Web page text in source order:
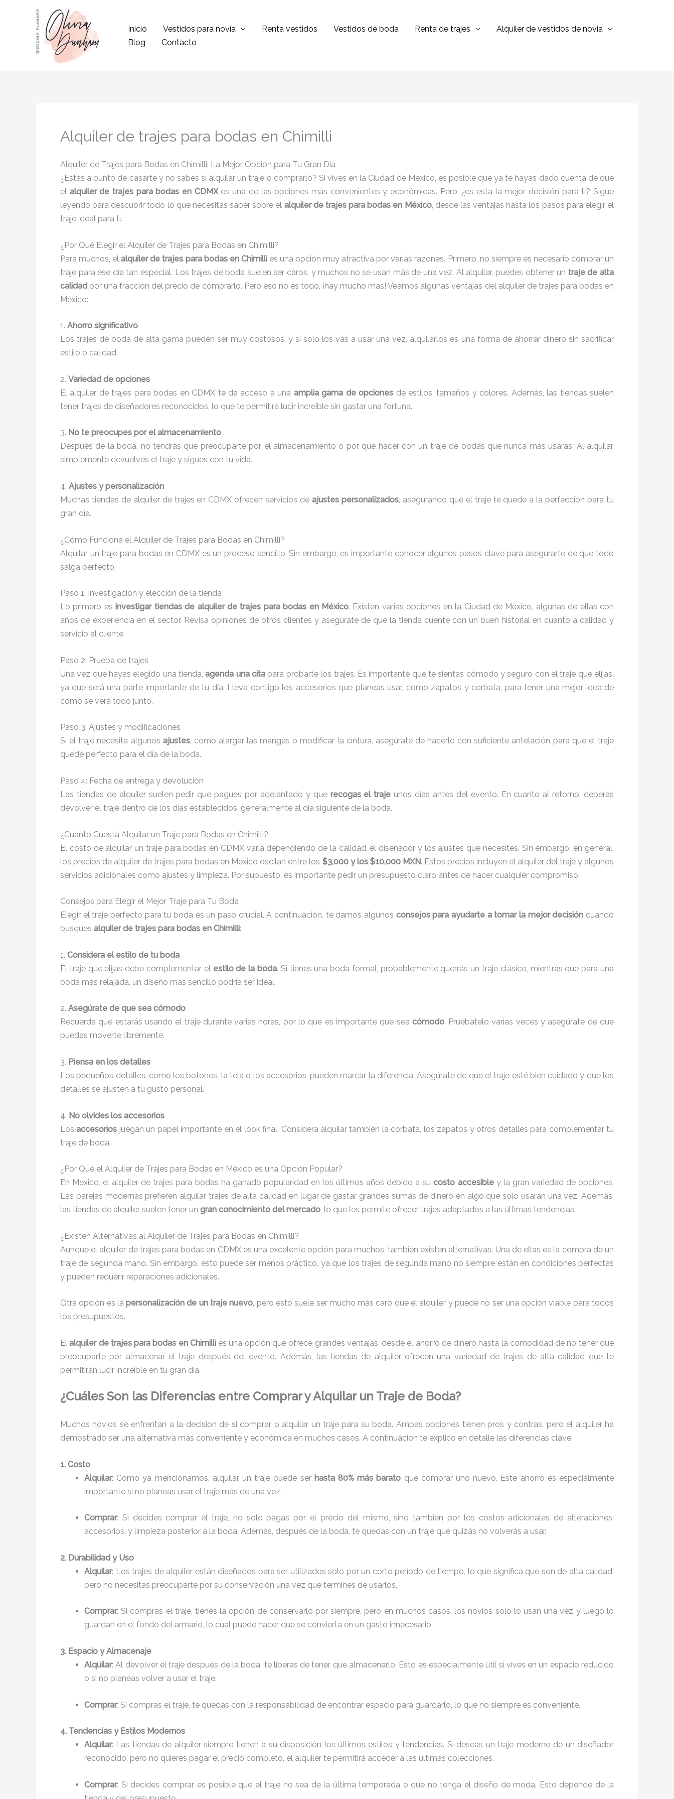
contenido
Inicio Vestidos para novia Renta vestidos Vestidos de boda Renta de trajes
Alquiler de vestidos de novia
Blog
Contacto
Alquiler de trajes para bodas en Chimilli
Alquiler de Trajes para Bodas en Chimilli: La Mejor Opción para Tu Gran Día
¿Estás a punto de casarte y no sabes si alquilar un traje o comprarlo? Si vives en la Ciudad de México, es posible que ya te hayas dado cuenta de que
el alquiler de trajes para bodas en CDMXes una de las opciones más convenientes y económicas. Pero, ¿es esta la mejor decisión para ti? Sigue
leyendo para descubrir todo lo que necesitas saber sobre el alquiler de trajes para bodas en México, desde las ventajas hasta los pasos para elegir el
traje ideal para ti.
¿Por Qué Elegir el Alquiler de Trajes para Bodas en Chimilli?
Para muchos, elalquiler de trajes para bodas en Chimillies una opción muy atractiva por varias razones. Primero, no siempre es necesario comprar un
traje para ese día tan especial. Los trajes de boda suelen ser caros, y muchos no se usan más de una vez. Al alquilar, puedes obtener un traje de alta
calidad por una fracción del precio de comprarlo. Pero eso no es todo, ¡hay mucho más! Veamos algunas ventajas del alquiler de trajes para bodas en
México:
1. Ahorro significativo
Los trajes de boda de alta gama pueden ser muy costosos, y si solo los vas a usar una vez, alquilarlos es una forma de ahorrar dinero sin sacrificar
estilo o calidad.
2. Variedad de opciones
El alquiler de trajes para bodas en CDMX te da acceso a una amplia gama de opciones de estilos, tamaños y colores. Además, las tiendas suelen
tener trajes de diseñadores reconocidos, lo que te permitirá lucir increíble sin gastar una fortuna.
3. No te preocupes por el almacenamiento
Después de la boda, no tendrás que preocuparte por el almacenamiento o por qué hacer con un traje de bodas que nunca más usarás. Al alquilar,
simplemente devuelves el traje y sigues con tu vida.
4. Ajustes y personalización
Muchas tiendas de alquiler de trajes en CDMX ofrecen servicios deajustes personalizados, asegurando que el traje te quede a la perfección para tu
gran día.
¿Cómo Funciona el Alquiler de Trajes para Bodas en Chimilli?
Alquilar un traje para bodas en CDMX es un proceso sencillo. Sin embargo, es importante conocer algunos pasos clave para asegurarte de que todo
salga perfecto.
Paso 1: Investigación y elección de la tienda
Lo primero esinvestigar tiendas de alquiler de trajes para bodas en México. Existen varias opciones en la Ciudad de México, algunas de ellas con
años de experiencia en el sector. Revisa opiniones de otros clientes y asegúrate de que la tienda cuente con un buen historial en cuanto a calidad y
servicio al cliente.
Paso 2: Prueba de trajes
Una vez que hayas elegido una tienda,agenda una cita para probarte los trajes. Es importante que te sientas cómodo y seguro con el traje que elijas,
ya que será una parte importante de tu día. Lleva contigo los accesorios que planeas usar, como zapatos y corbata, para tener una mejor idea de
cómo se verá todo junto.
Paso 3: Ajustes y modificaciones
Si el traje necesita algunos ajustes, como alargar las mangas o modificar la cintura, asegúrate de hacerlo con suficiente antelación para que el traje
quede perfecto para el día de la boda.
Paso 4: Fecha de entrega y devolución
Las tiendas de alquiler suelen pedir que pagues por adelantado y que recogas el traje unos días antes del evento. En cuanto al retorno, deberás
devolver el traje dentro de los días establecidos, generalmente al día siguiente de la boda.
¿Cuánto Cuesta Alquilar un Traje para Bodas en Chimilli?
El costo de alquilar un traje para bodas en CDMX varía dependiendo de la calidad, el diseñador y los ajustes que necesites. Sin embargo, en general,
los precios de alquiler de trajes para bodas en México oscilan entre los $3,000 y los $10,000 MXN. Estos precios incluyen el alquiler del traje y algunos
servicios adicionales como ajustes y limpieza. Por supuesto, es importante pedir un presupuesto claro antes de hacer cualquier compromiso.
Consejos para Elegir el Mejor Traje para Tu Boda
Elegir el traje perfecto para tu boda es un paso crucial. A continuación, te damos algunos consejos para ayudarte a tomar la mejor decisión cuando
busques alquiler de trajes para bodas en Chimilli:
1. Considera el estilo de tu boda
El traje que elijas debe complementar el estilo de la boda. Si tienes una boda formal, probablemente querrás un traje clásico, mientras que para una
boda más relajada, un diseño más sencillo podría ser ideal.
2. Asegúrate de que sea cómodo
Recuerda que estarás usando el traje durante varias horas, por lo que es importante que sea cómodo. Pruébatelo varias veces y asegúrate de que
puedas moverte libremente.
3. Piensa en los detalles
Los pequeños detalles, como los botones, la tela o los accesorios, pueden marcar la diferencia. Asegúrate de que el traje esté bien cuidado y que los
detalles se ajusten a tu gusto personal.
4. No olvides los accesorios
Losaccesorios juegan un papel importante en el look final. Considera alquilar también la corbata, los zapatos y otros detalles para complementar tu
traje de boda.
¿Por Qué el Alquiler de Trajes para Bodas en México es una Opción Popular?
En México, el alquiler de trajes para bodas ha ganado popularidad en los últimos años debido a sucosto accesibley la gran variedad de opciones.
Las parejas modernas prefieren alquilar trajes de alta calidad en lugar de gastar grandes sumas de dinero en algo que solo usarán una vez. Además,
las tiendas de alquiler suelen tener un gran conocimiento del mercado, lo que les permite ofrecer trajes adaptados a las últimas tendencias.
¿Existen Alternativas al Alquiler de Trajes para Bodas en Chimilli?
Aunque el alquiler de trajes para bodas en CDMX es una excelente opción para muchos, también existen alternativas. Una de ellas es la compra de un
traje de segunda mano. Sin embargo, esto puede ser menos práctico, ya que los trajes de segunda mano no siempre están en condiciones perfectas
y pueden requerir reparaciones adicionales.
Otra opción es lapersonalización de un traje nuevo, pero esto suele ser mucho más caro que el alquiler y puede no ser una opción viable para todos
los presupuestos.
Elalquiler de trajes para bodas en Chimillies una opción que ofrece grandes ventajas, desde el ahorro de dinero hasta la comodidad de no tener que
preocuparte por almacenar el traje después del evento. Además, las tiendas de alquiler ofrecen una variedad de trajes de alta calidad que te
permitirán lucir increíble en tu gran día.
¿Cuáles Son las Diferencias entre Comprar y Alquilar un Traje de Boda?
Muchos novios se enfrentan a la decisión de si comprar o alquilar un traje para su boda. Ambas opciones tienen pros y contras, pero el alquiler ha
demostrado ser una alternativa más conveniente y económica en muchos casos. A continuación te explico en detalle las diferencias clave:
1. Costo
Alquilar: Como ya mencionamos, alquilar un traje puede ser hasta 80% más barato que comprar uno nuevo. Este ahorro es especialmente
importante si no planeas usar el traje más de una vez.
Comprar: Si decides comprar el traje, no solo pagas por el precio del mismo, sino también por los costos adicionales de alteraciones,
accesorios, y limpieza posterior a la boda. Además, después de la boda, te quedas con un traje que quizás no volverás a usar.
2. Durabilidad y Uso
Alquilar: Los trajes de alquiler están diseñados para ser utilizados solo por un corto período de tiempo, lo que significa que son de alta calidad,
pero no necesitas preocuparte por su conservación una vez que termines de usarlos.
Comprar: Si compras el traje, tienes la opción de conservarlo por siempre, pero en muchos casos, los novios solo lo usan una vez y luego lo
guardan en el fondo del armario, lo cual puede hacer que se convierta en un gasto innecesario.
3. Espacio y Almacenaje
Alquilar: Al devolver el traje después de la boda, te liberas de tener que almacenarlo. Esto es especialmente útil si vives en un espacio reducido
o si no planeas volver a usar el traje.
Comprar: Si compras el traje, te quedas con la responsabilidad de encontrar espacio para guardarlo, lo que no siempre es conveniente.
4. Tendencias y Estilos Modernos
Alquilar: Las tiendas de alquiler siempre tienen a su disposición los últimos estilos y tendencias. Si deseas un traje moderno de un diseñador
reconocido, pero no quieres pagar el precio completo, el alquiler te permitirá acceder a las últimas colecciones.
Comprar: Si decides comprar, es posible que el traje no sea de la última temporada o que no tenga el diseño de moda. Esto depende de la